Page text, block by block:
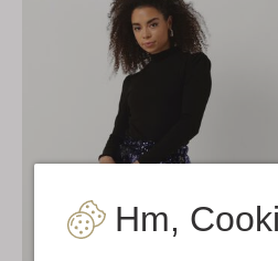
Hm,